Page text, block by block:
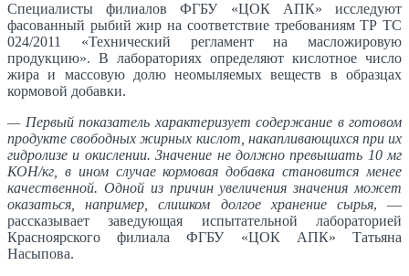
Специалисты филиалов ФГБУ «ЦОК АПК» исследуют
фасованный рыбий жир на соответствие требованиям ТР ТС
024/2011 «Технический регламент на масложировую
продукцию». В лабораториях определяют кислотное число
жира и массовую долю неомыляемых веществ в образцах
кормовой добавки.
— Первый показатель характеризует содержание в готовом
продукте свободных жирных кислот, накапливающихся при их
гидролизе и окислении. Значение не должно превышать 10 мг
КОН/кг, в ином случае кормовая добавка становится менее
качественной. Одной из причин увеличения значения может
оказаться, например, слишком долгое хранение сырья, —
рассказывает заведующая испытательной лабораторией
Красноярского филиала ФГБУ «ЦОК АПК» Татьяна
Насыпова.